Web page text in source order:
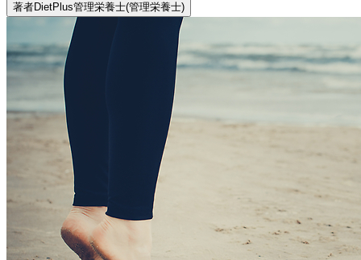
著者DietPlus管理栄養士(管理栄養士)